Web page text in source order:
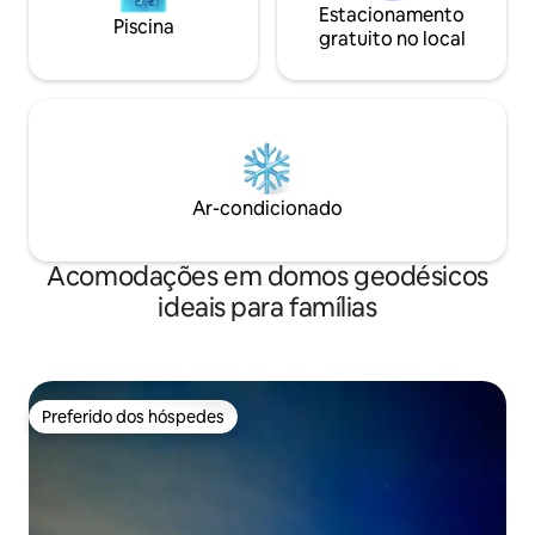
Piscina
Estacionamento
gratuito no local
Ar-condicionado
Acomodações em domos geodésicos
ideais para famílias
Preferido dos hóspedes
Preferido dos hóspedes